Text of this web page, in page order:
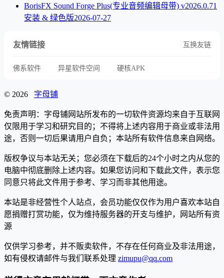
BorisFX Sound Forge Plus(专业音频编辑母带) v2026.0.71
安装 & 绿色版2026-07-27
友情链接 互换友链
佛系软件 异星软件空间 硬核APK
© 2026 字母铺
免责声明：字母铺网站所发布的一切软件资源均来自于互联网
仅限用于学习和研究目的；不得将上述内容用于商业或非法用
途，否则一切后果请用户自负；本站所有软件信息来自网络。
版权争议与本站无关；您必须在下载后的24个小时之内从您的
电脑中彻底删除上述内容。如果您访问和下载此文件，表示您
同意只将此文件用于参考、学习而非其他用途。
本站是非经营性个人站点，会员功能仅仅作为用户喜欢本站自
愿捐赠打赏功能，仅为维持服务器的开支与维护，网站所有资
源
仅供学习参考，并不贩卖软件，不存在任何商业及非法用途，
如有侵权请邮件与我们联系处理 zimupu@qq.com